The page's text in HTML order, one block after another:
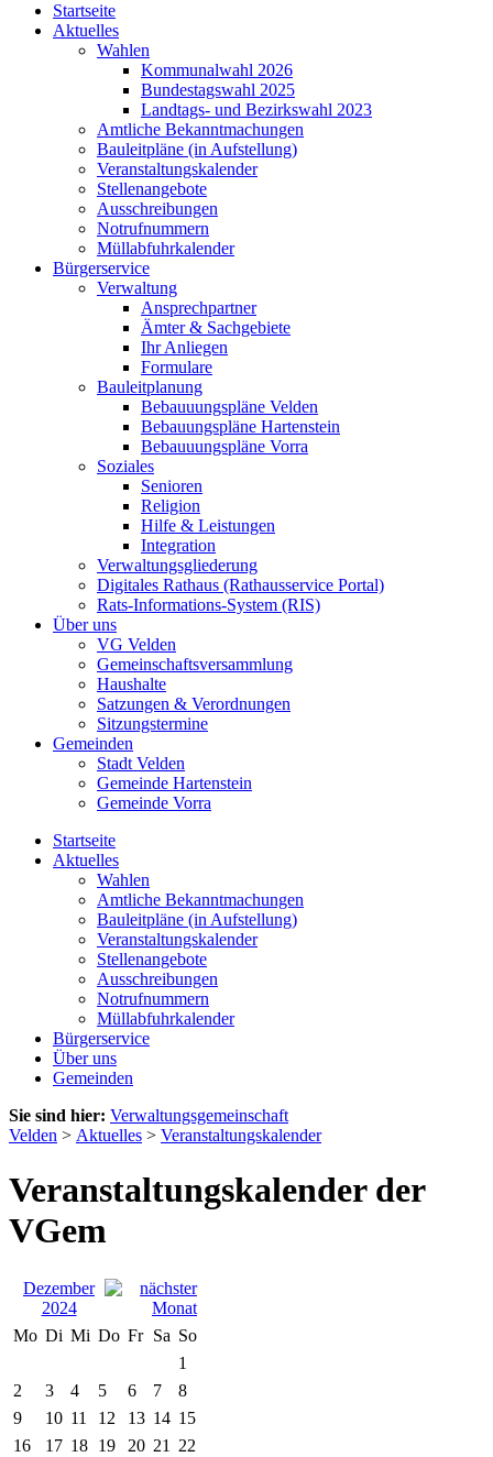
Startseite
Aktuelles
Wahlen
Kommunalwahl 2026
Bundestagswahl 2025
Landtags- und Bezirkswahl 2023
Amtliche Bekanntmachungen
Bauleitpläne (in Aufstellung)
Veranstaltungskalender
Stellenangebote
Ausschreibungen
Notrufnummern
Müllabfuhrkalender
Bürgerservice
Verwaltung
Ansprechpartner
Ämter & Sachgebiete
Ihr Anliegen
Formulare
Bauleitplanung
Bebauuungspläne Velden
Bebauungspläne Hartenstein
Bebauuungspläne Vorra
Soziales
Senioren
Religion
Hilfe & Leistungen
Integration
Verwaltungsgliederung
Digitales Rathaus (Rathausservice Portal)
Rats-Informations-System (RIS)
Über uns
VG Velden
Gemeinschaftsversammlung
Haushalte
Satzungen & Verordnungen
Sitzungstermine
Gemeinden
Stadt Velden
Gemeinde Hartenstein
Gemeinde Vorra
Startseite
Aktuelles
Wahlen
Amtliche Bekanntmachungen
Bauleitpläne (in Aufstellung)
Veranstaltungskalender
Stellenangebote
Ausschreibungen
Notrufnummern
Müllabfuhrkalender
Bürgerservice
Über uns
Gemeinden
Sie sind hier: Verwaltungsgemeinschaft
Velden > Aktuelles > Veranstaltungskalender
Veranstaltungskalender der
VGem
Dezember
2024
Mo Di Mi Do Fr Sa So
1
2
3 4 5 6 7
8
9
10 11 12 13 14 15
16
17 18 19 20 21
22